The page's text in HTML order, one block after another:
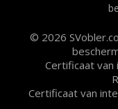
© 2026
Certificaat van
Certificaat van